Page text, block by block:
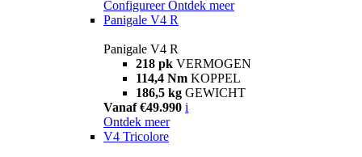
Configureer Ontdek meer
Panigale V4 R
Panigale V4 R
218 pk VERMOGEN
114,4 Nm KOPPEL
186,5 kg GEWICHT
Vanaf €49.990 i
Ontdek meer
V4 Tricolore